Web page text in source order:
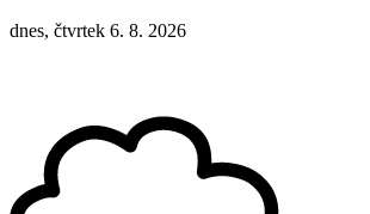
dnes, čtvrtek 6. 8. 2026